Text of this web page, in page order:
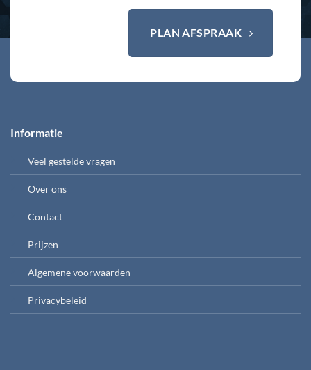
PLAN AFSPRAAK
Informatie
Veel gestelde vragen
Over ons
Contact
Prijzen
Algemene voorwaarden
Privacybeleid